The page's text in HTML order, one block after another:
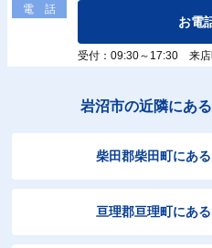
電 話
お電
受付：09:30～17:30 来店
岩沼市の近隣にあ
柴田郡柴田町にあ
亘理郡亘理町にあ